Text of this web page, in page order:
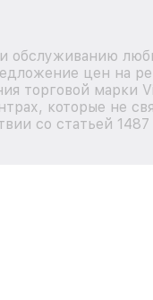
обслуживанию
цен на
торговой марки
которые не
со статьей